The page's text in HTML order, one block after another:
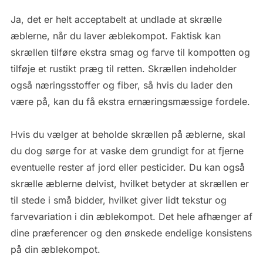
Ja, det er helt acceptabelt at undlade at skrælle
æblerne, når du laver æblekompot. Faktisk kan
skrællen tilføre ekstra smag og farve til kompotten og
tilføje et rustikt præg til retten. Skrællen indeholder
også næringsstoffer og fiber, så hvis du lader den
være på, kan du få ekstra ernæringsmæssige fordele.
Hvis du vælger at beholde skrællen på æblerne, skal
du dog sørge for at vaske dem grundigt for at fjerne
eventuelle rester af jord eller pesticider. Du kan også
skrælle æblerne delvist, hvilket betyder at skrællen er
til stede i små bidder, hvilket giver lidt tekstur og
farvevariation i din æblekompot. Det hele afhænger af
dine præferencer og den ønskede endelige konsistens
på din æblekompot.